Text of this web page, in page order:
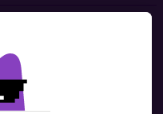
нас